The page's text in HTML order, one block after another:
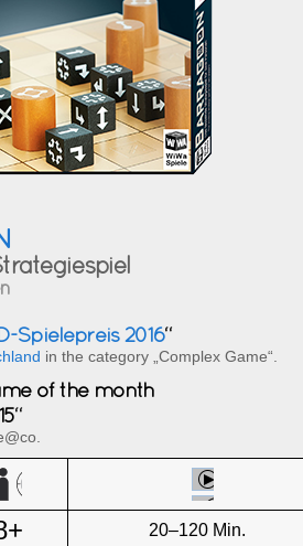
Spielepreis 2016“
in the category „Complex Game“.
of the month
20–120 Min.